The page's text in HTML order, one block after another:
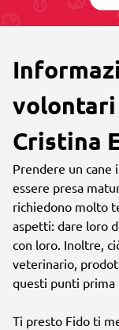
volontari
Cristina
Prendere un cane
essere presa
richiedono molto
aspetti: dare loro
con loro. Inoltre,
veterinario,
questi punti prima
Ti presto Fido ti